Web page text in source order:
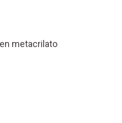
metacrilato